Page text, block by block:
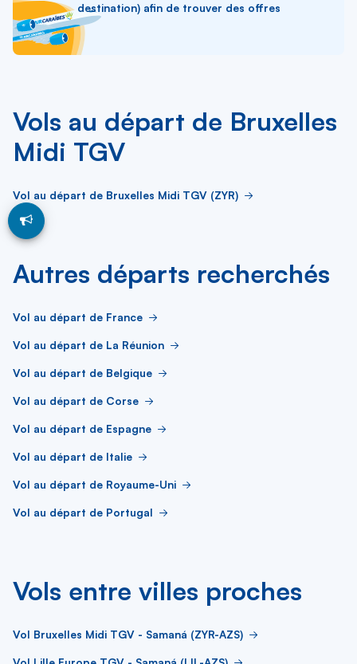
destination) afin de trouver des offres
Vols au départ de Bruxelles
Midi TGV
Vol au départ de Bruxelles Midi TGV (ZYR)
Autres départs recherchés
Vol au départ de France
Vol au départ de La Réunion
Vol au départ de Belgique
Vol au départ de Corse
Vol au départ de Espagne
Vol au départ de Italie
Vol au départ de Royaume-Uni
Vol au départ de Portugal
Vols entre villes proches
Vol Bruxelles Midi TGV - Samaná (ZYR-AZS)